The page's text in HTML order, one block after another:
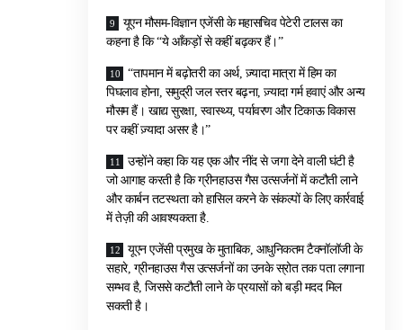
यूएन मौसम-विज्ञान एजेंसी के महासचिव पेटेरी टालस का
कहना है कि “ये आँकड़ों से कहीं बढ़कर हैं।”
“तापमान में बढ़ोतरी का अर्थ, ज़्यादा मात्रा में हिम का
पिघलाव होना, समुद्री जल स्तर बढ़ना, ज़्यादा गर्म हवाएं और अन्य
मौसम हैं। खाद्य सुरक्षा, स्वास्थ्य, पर्यावरण और टिकाऊ विकास
पर कहीं ज़्यादा असर है।”
उन्होंने कहा कि यह एक और नींद से जगा देने वाली घंटी है
जो आगाह करती है कि ग्रीनहाउस गैस उत्सर्जनों में कटौती लाने
और कार्बन तटस्थता को हासिल करने के संकल्पों के लिए कार्रवाई
में तेज़ी की आवश्यकता है.
यूएन एजेंसी प्रमुख के मुताबिक, आधुनिकतम टैक्नॉलॉजी के
सहारे, ग्रीनहाउस गैस उत्सर्जनों का उनके स्रोत तक पता लगाना
सम्भव है, जिससे कटौती लाने के प्रयासों को बड़ी मदद मिल
सकती है।